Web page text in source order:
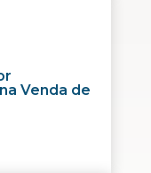
Venda de